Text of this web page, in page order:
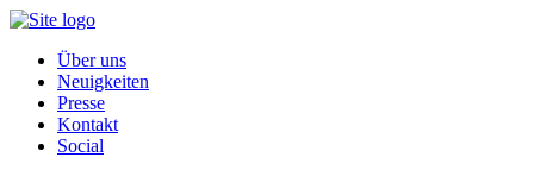
Über uns
Neuigkeiten
Presse
Kontakt
Social